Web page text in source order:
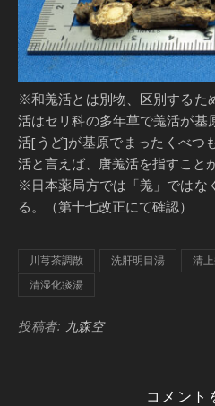
※和羗活とは別物、区別するために唐羗活としている。唐羗
活はセリ科の多年草で羗活が基
活[うど]が基原でまったくべつ
活と言えば、唐羗活を指すこと
※日本薬局方では「羗」ではな
る。（第十七改正にて確認）
川芎茶調散 洗肝明目湯 清
清湿化痰湯
投稿者: 九森空
コメント